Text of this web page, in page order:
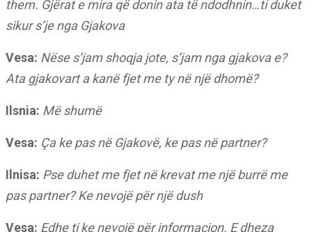
them. Gjërat e mira që donin ata të ndodhnin…ti duket
sikur s’je nga Gjakova
Vesa: Nëse s’jam shoqja jote, s’jam nga gjakova e?
Ata gjakovart a kanë fjet me ty në një dhomë?
Ilsnia: Më shumë
Vesa: Ça ke pas në Gjakovë, ke pas në partner?
Ilnisa: Pse duhet me fjet në krevat me një burrë me
pas partner? Ke nevojë për një dush
Vesa: Edhe ti ke nevojë për informacion. E dheza